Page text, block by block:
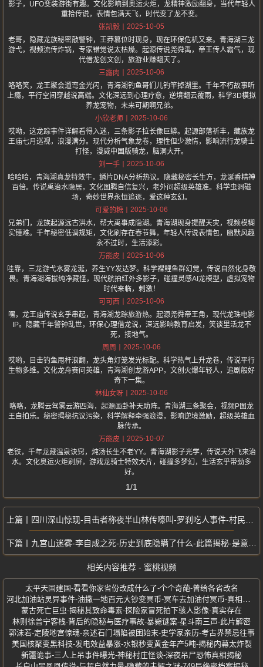
影子，UFO变装游街有趣。文化影响到奥运火炬，龙精神激励翻身，当代年轻人
重拾传说，表情包满天飞，时代变了龙不变。
张凯毅
2025-10-05
老哥，隐藏龙族秘密敲警钟，王莽篡位时现身，现在环保危机又来。青海湖三龙
游弋，视频流传炸锅，专家错觉说太枯燥。起源传说尧舜禹，帝王传人霸气，现
代借龙创文创，旅游业赚翻天了。
三露肉
2025-10-06
咯咯笑，龙王聚会遛弯金光闪，青海湖钓鱼哥们儿钓竿掉湖里。千年不朽故事听
上瘾，平行空间穿越说高端。文化深远到心理疗愈，逆境翻云覆雨，科学3D模拟
养龙宠物，未来可期啊兄弟。
小欣老师
2025-10-06
哎呦，这龙踪事件详解看得入迷，三条影子拉长像巨蟒。起源部落祈丰，藏族龙
王庙七月巡视，浪漫满分。现代分析气象龙卷，理性但少激情，影响流行龙骑士
打怪，漫威中国版骑龙，脑洞大开。
刘一手
2025-10-06
哈哈哈，青海湖真龙特效牛，鳞片DNA分析热议。隐藏秘密长生方，龙涎香精神
百倍。传说禹治水隐居，文化图腾自信复兴，老外问超级英雄准。科学虫洞磁
场，奇妙世界永恒追逐，爱这种玄幻。
可爱的糖
2025-10-06
兄弟们，龙族起源远古洪水，帮大禹事成隐湖。青海湖现身提醒天灾，视频模糊
实锤难。千年秘密低调规矩，文化刷存在春节舞，年轻人传说表情包，幽默风趣
永不过时，生活添彩。
万能皮
2025-10-06
哇靠，三龙游弋水雾龙涎，养生YY发达梦。科学裸鲤鱼群幻觉，传说自然化身敬
畏。青海湖海拔纯净藏怪，现代航拍红外多影子，碰撞灵感AI龙模型，虚拟宠物
时代来临，刺激！
可可西
2025-10-06
嘿，龙王庙传说玄乎串起，青海湖龙踪旅游热。起源尧舜帝王角，现代龙珠电影
IP。隐藏千年警钟乱世，环保心理借龙说，深远影响教育启发，笑谈里活龙不
死，接地气。
周周
2025-10-06
哎哟，目击钓鱼甩杆浪翻，龙头角灯笼发光标配。科学热气上升龙卷，传说平行
生物多维。文化龙舟赛问英雄，青海湖创龙游APP，文创火爆年轻人，追剧般好
奇下一集。
林仙女呀
2025-10-06
咯咯，龙腾云驾雾云游四海，起源画卦补天助阵。青海湖三条聚会，视频P图龙
王自拍乐。秘密揭秘抗议污染，科学解释牵强浪漫，影响逆境激励，超级英雄血
脉传承。
万能皮
2025-10-07
老铁，千年龙藏温泉诀窍，炖汤长生不老YY。青海湖影子光学，传说天外飞来治
水。文化奥运火炬刷屏，游戏龙骑士特效大片，碰撞多梦幻，生活玄乎带劲多
好。
1/1
四川深山惊现-目击者称夜半山林传嚎叫-罗刹吃人事件-村民曝诡异骨骸现场
九宫山迷雾-李自成之死-历史到底隐瞒了什么-此篇揭秘-是意外还是谋杀
相关内容推荐 - 蜜桃视频
太平天国建国-看看你家省份改成什么了-个个奇葩-曾给各省改名
河北加油站灵异事件-油撒一地百元大钞变冥币-冥车去加油付冥币-真相揭秘
蒙古死亡巨虫-揭秘其致命毒素-探险家冒死拍下骇人影像-真实存在
林则徐普宁客栈-背后的隐秘与医疗事故-暴毙谜案-星斗南三声-此片解密
郭沫若-定陵地宫惊魂-亲述石门塌陷被困始末-史学家亲历-考古界禁忌往事
美国核聚变黑科技-发电效益暴涨-水银秒变黄金年产5吨-揭秘内幕太炸裂
新疆诡事-三人上吊事件曝光-神秘村庄怪谈-深夜吊尸恐怖真相揭秘